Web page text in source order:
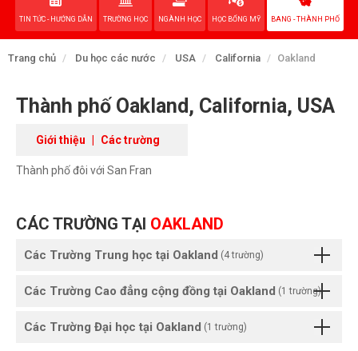
TIN TỨC - HƯỚNG DẪN TRƯỜNG HỌC NGÀNH HỌC HỌC BỔNG MỸ BANG - THÀNH PHỐ
Trang chủ Du học các nước USA California Oakland
Thành phố Oakland, California, USA
Giới thiệu | Các trường
Thành phố đôi với San Fran
CÁC TRƯỜNG TẠI OAKLAND
Các Trường Trung học tại Oakland (4 trường)
Các Trường Cao đẳng cộng đồng tại Oakland (1 trường)
Các Trường Đại học tại Oakland (1 trường)
VỀ NAM PHONG